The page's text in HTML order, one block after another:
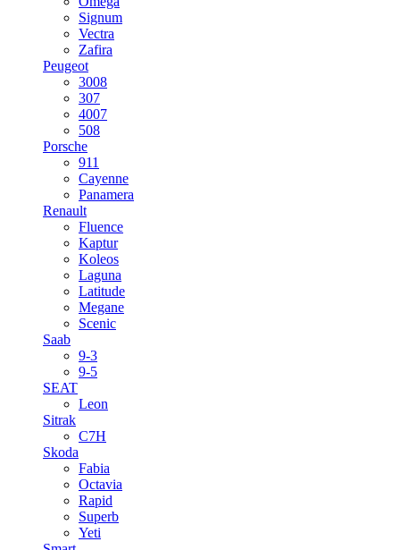
Signum
Vectra
Zafira
Peugeot
3008
307
4007
508
Porsche
911
Cayenne
Panamera
Renault
Fluence
Kaptur
Koleos
Laguna
Latitude
Megane
Scenic
Saab
9-3
9-5
SEAT
Leon
Sitrak
C7H
Skoda
Fabia
Octavia
Rapid
Superb
Yeti